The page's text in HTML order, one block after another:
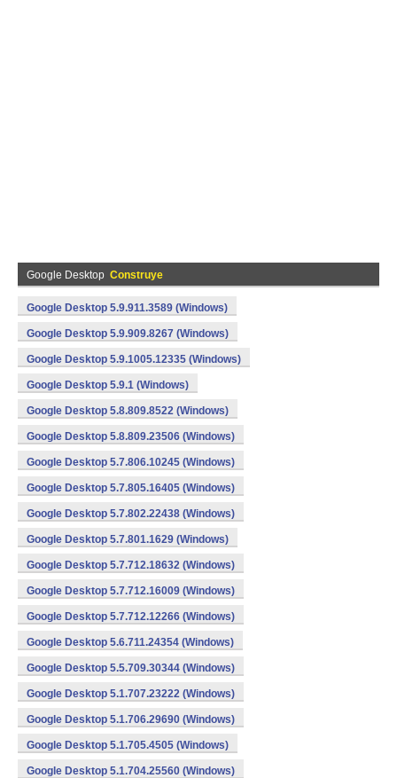
Google Desktop Construye
Google Desktop 5.9.911.3589 (Windows)
Google Desktop 5.9.909.8267 (Windows)
Google Desktop 5.9.1005.12335 (Windows)
Google Desktop 5.9.1 (Windows)
Google Desktop 5.8.809.8522 (Windows)
Google Desktop 5.8.809.23506 (Windows)
Google Desktop 5.7.806.10245 (Windows)
Google Desktop 5.7.805.16405 (Windows)
Google Desktop 5.7.802.22438 (Windows)
Google Desktop 5.7.801.1629 (Windows)
Google Desktop 5.7.712.18632 (Windows)
Google Desktop 5.7.712.16009 (Windows)
Google Desktop 5.7.712.12266 (Windows)
Google Desktop 5.6.711.24354 (Windows)
Google Desktop 5.5.709.30344 (Windows)
Google Desktop 5.1.707.23222 (Windows)
Google Desktop 5.1.706.29690 (Windows)
Google Desktop 5.1.705.4505 (Windows)
Google Desktop 5.1.704.25560 (Windows)